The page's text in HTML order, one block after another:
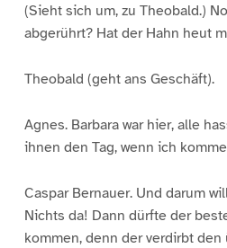
(Sieht sich um, zu Theobald.)
abgerührt? Hat der Hahn heut
Theobald (geht ans Geschäft).
Agnes. Barbara war hier, alle
ihnen den Tag, wenn ich
Caspar Bernauer. Und darum
Nichts da! Dann dürfte der
kommen, denn der verdirbt den